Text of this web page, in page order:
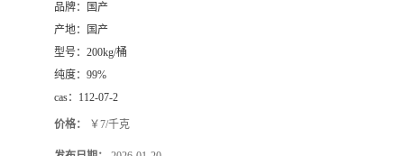
品牌：
国产
产地：
国产
型号： 200kg/桶
纯度： 99%
cas： 112-07-2
价格： ￥7/千克